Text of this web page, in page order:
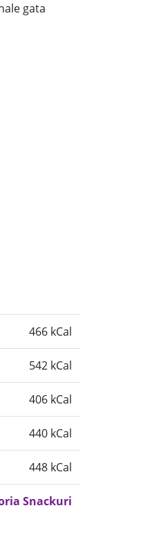
gata
466 kCal
542 kCal
406 kCal
440 kCal
448 kCal
Snackuri